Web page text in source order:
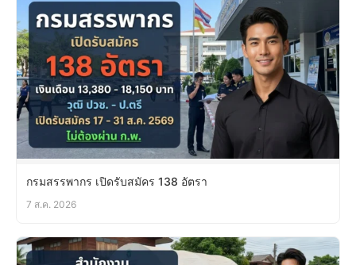
กรมสรรพากร เปิดรับสมัคร 138 อัตรา
7 ส.ค. 2026